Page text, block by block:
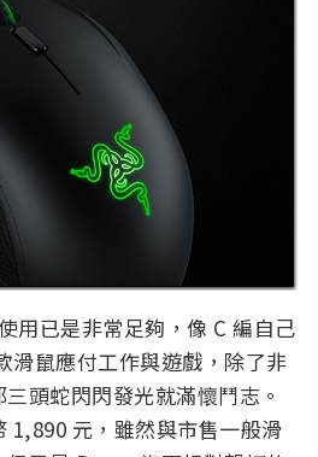
用已是非常足夠，像 C 編自己
滑鼠應付工作與遊戲，除了非
頭蛇閃閃發光就滿懷鬥志。
1,890 元，雖然與市售一般滑